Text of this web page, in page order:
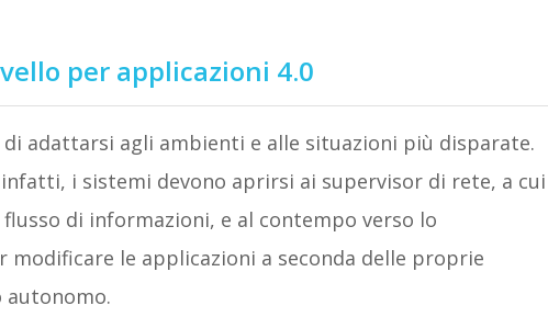
per applicazioni 4.0
di adattarsi agli ambienti e alle situazioni più disparate.
i sistemi devono aprirsi ai supervisor di rete, a cui
di informazioni, e al contempo verso lo
modificare le applicazioni a seconda delle proprie
autonomo.